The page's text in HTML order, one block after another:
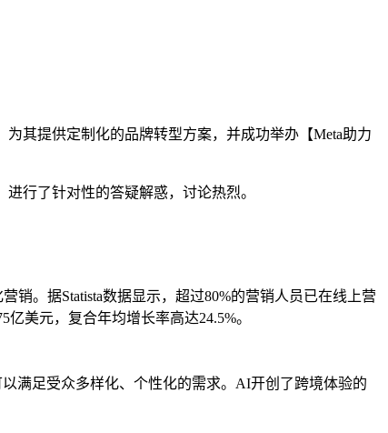
其提供定制化的品牌转型方案，并成功举办【Meta助力
行了针对性的答疑解惑，讨论热烈。
。据Statista数据显示，超过80%的营销人员已在线上营
美元，复合年均增长率高达24.5%。
满足受众多样化、个性化的需求。AI开创了跨境体验的